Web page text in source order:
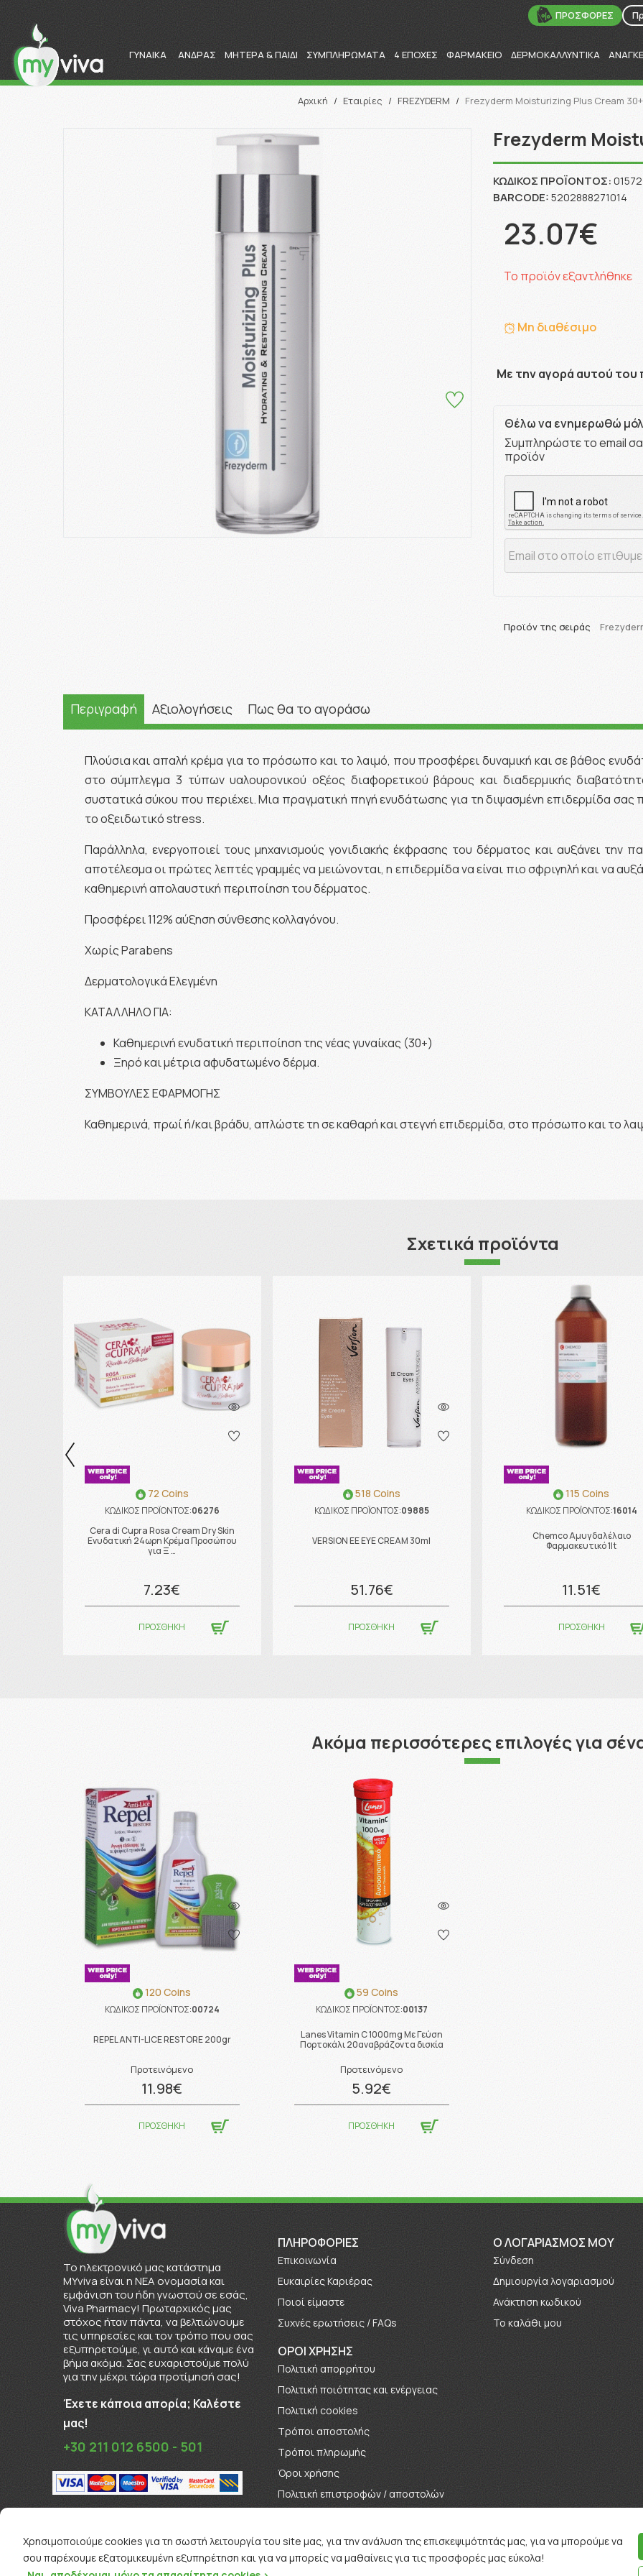
ΠΡΟΣΦΟΡΕΣ
ΓΥΝΑΙΚΑ ΑΝΔΡΑΣ ΜΗΤΕΡΑ & ΠΑΙΔΙ ΣΥΜΠΛΗΡΩΜΑΤΑ 4 ΕΠΟΧΕΣ ΦΑΡΜΑΚΕΙΟ ΔΕΡΜΟΚΑΛΛΥΝΤΙΚΑ
Αναζήτηση
Αρχική / Εταιρίες / FREZYDERM / Frezyderm Moisturizing Plus Cream
Frezyderm
ΚΩΔΙΚΌΣ ΠΡΟΪΌΝΤΟΣ: 01572
BARCODE: 5202888271014
23.07€
Το προϊόν εξαντλήθηκε
Μη διαθέσιμο
Με την αγορά αυτού του
Θέλω να ενημερωθώ
Συμπληρώστε το email
προϊόν
Προϊόν της σειράς
Περιγραφή Αξιολογήσεις Πως θα το αγοράσω
Πλούσια και απαλή κρέμα για το πρόσωπο και το λαιμό, που προσφέρει δυναμική και σε βάθος
στο σύμπλεγμα 3 τύπων υαλουρονικού οξέος διαφορετικού βάρους και διαδερμικής
συστατικά σύκου που περιέχει. Μια πραγματική πηγή ενυδάτωσης για τη διψασμένη επιδερμίδα
το οξειδωτικό stress.
Παράλληλα, ενεργοποιεί τους μηχανισμούς γονιδιακής έκφρασης του δέρματος και αυξάνει την
αποτέλεσμα οι πρώτες λεπτές γραμμές να μειώνονται, η επιδερμίδα να είναι πιο σφριγηλή και να
καθημερινή απολαυστική περιποίηση του δέρματος.
Προσφέρει 112% αύξηση σύνθεσης κολλαγόνου.
Χωρίς Parabens
Δερματολογικά Ελεγμένη
ΚΑΤΑΛΛΗΛΟ ΓΙΑ:
Καθημερινή ενυδατική περιποίηση της νέας γυναίκας (30+)
Ξηρό και μέτρια αφυδατωμένο δέρμα.
ΣΥΜΒΟΥΛΕΣ ΕΦΑΡΜΟΓΗΣ
Καθημερινά, πρωί ή/και βράδυ, απλώστε τη σε καθαρή και στεγνή επιδερμίδα, στο πρόσωπο και το
Σχετικά προϊόντα
72 Coins
ΚΩΔΙΚΟΣ ΠΡΟΪΟΝΤΟΣ:06276
Cera di Cupra Rosa Cream Dry Skin
Ενυδατική 24ωρη Κρέμα Προσώπου
για Ξ …
7.23€
ΠΡΟΣΘΗΚΗ
518 Coins
ΚΩΔΙΚΟΣ ΠΡΟΪΟΝΤΟΣ:09885
VERSION EE EYE CREAM 30ml
51.76€
ΠΡΟΣΘΗΚΗ
115 Coins
ΚΩΔΙΚΟΣ ΠΡΟΪΟΝΤΟΣ:16014
Chemco Αμυγδαλέλαιο
Φαρμακευτικό 1lt
11.51€
ΠΡΟΣΘΗΚΗ
Ακόμα περισσότερες επιλογές για
120 Coins
ΚΩΔΙΚΟΣ ΠΡΟΪΟΝΤΟΣ:00724
REPEL ANTI-LICE RESTORE 200gr
Προτεινόμενο
11.98€
ΠΡΟΣΘΗΚΗ
59 Coins
ΚΩΔΙΚΟΣ ΠΡΟΪΟΝΤΟΣ:00137
Lanes Vitamin C 1000mg Με Γεύση
Πορτοκάλι 20αναβράζοντα δισκία
Προτεινόμενο
5.92€
ΠΡΟΣΘΗΚΗ
To ηλεκτρονικό μας κατάστημα
MYviva είναι η ΝΕΑ ονομασία και
εμφάνιση του ήδη γνωστού σε εσάς,
Viva Pharmacy! Πρωταρχικός μας
στόχος ήταν πάντα, να βελτιώνουμε
τις υπηρεσίες και τον τρόπο που σας
εξυπηρετούμε, γι αυτό και κάναμε ένα
βήμα ακόμα. Σας ευχαριστούμε πολύ
για την μέχρι τώρα προτίμησή σας!
Έχετε κάποια απορία; Καλέστε
μας!
+30 211 012 6500 - 501
ΠΛΗΡΟΦΟΡΊΕΣ
Επικοινωνία
Ευκαιρίες Καριέρας
Πoιοί είμαστε
Συχνές ερωτήσεις / FAQs
ΟΡΟΙ ΧΡΗΣΗΣ
Πολιτική απορρήτου
Πολιτική ποιότητας και ενέργειας
Πολιτική cookies
Τρόποι αποστολής
Τρόποι πληρωμής
Όροι χρήσης
Πολιτική επιστροφών / αποστολών
O ΛΟΓΑΡΙΑΣΜΟΣ ΜΟΥ
Σύνδεση
Δημιουργία λογαριασμού
Ανάκτηση κωδικού
Το καλάθι μου
Χρησιμοποιούμε cookies για τη σωστή λειτουργία του site μας, για την ανάλυση της επισκεψιμότητάς μας, για να μπορούμε να
σου παρέχουμε εξατομικευμένη εξυπηρέτηση και για να μπορείς να μαθαίνεις για τις προσφορές μας εύκολα!